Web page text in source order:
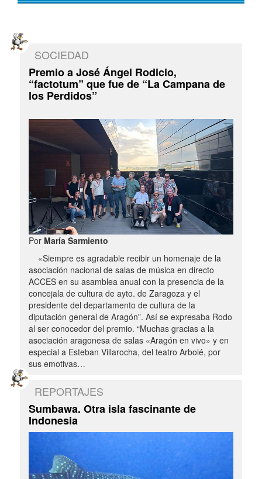
SOCIEDAD
Premio a José Ángel Rodicio,
“factotum” que fue de “La Campana de
los Perdidos”
Por María Sarmiento
«Siempre es agradable recibir un homenaje de la
asociación nacional de salas de música en directo
ACCES en su asamblea anual con la presencia de la
concejala de cultura de ayto. de Zaragoza y el
presidente del departamento de cultura de la
diputación general de Aragón”. Así se expresaba Rodo
al ser conocedor del premio. “Muchas gracias a la
asociación aragonesa de salas «Aragón en vivo» y en
especial a Esteban Villarocha, del teatro Arbolé, por
sus emotivas…
REPORTAJES
Sumbawa. Otra isla fascinante de
Indonesia